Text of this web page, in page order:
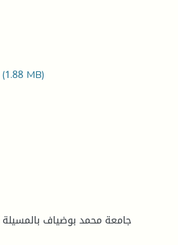
(1.88 MB)
جامعة محمد بوضياف بالمسيلة